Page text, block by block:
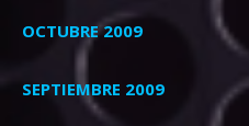
OCTUBRE 2009
SEPTIEMBRE 2009